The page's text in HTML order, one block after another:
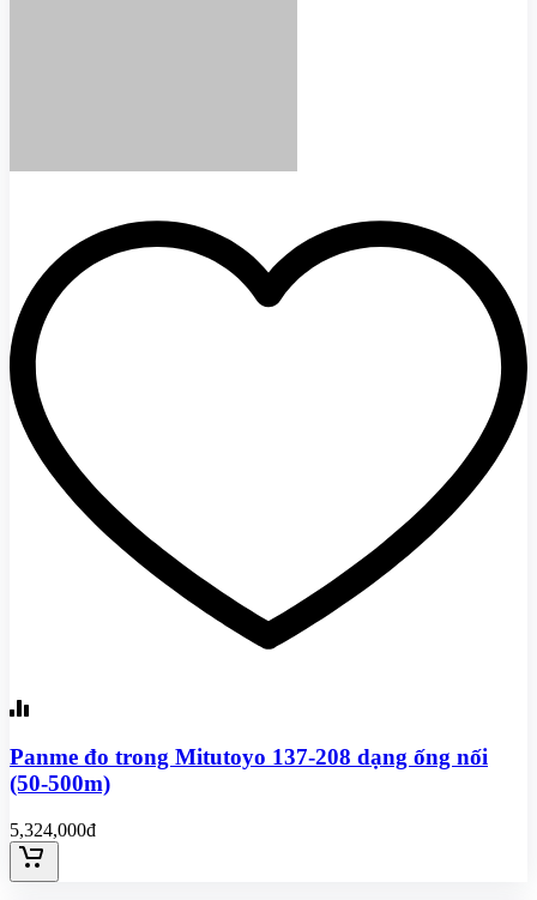
Panme đo trong Mitutoyo 137-208 dạng ống nối
(50-500m)
5,324,000đ